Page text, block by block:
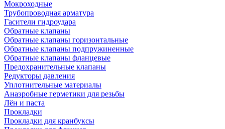
Мокроходные
Трубопроводная арматура
Гасители гидроудара
Обратные клапаны
Обратные клапаны горизонтальные
Обратные клапаны подпружиненные
Обратные клапаны фланцевые
Предохранительные клапаны
Редукторы давления
Уплотнительные материалы
Анаэробные герметики для резьбы
Лён и паста
Прокладки
Прокладки для кранбуксы